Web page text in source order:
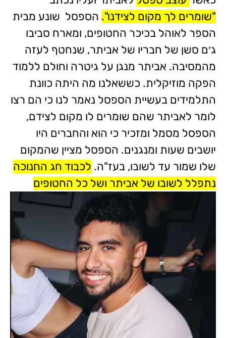
"שומרים לך מקום לצידנו". הספסל שונע מבית
הספר לאוהל בכיכר החטופים, ומארח סביבו
ג׳ם סשן של חבריו של אביתר, שנחטף לעזה
מהמסיבה. אביתר מנגן על גיטרה וחולם ללמוד
הפקה מוזיקלית. כששאלנו מה היתה כוונת
התלמידים בעשיית הספסל נאמר לנו כי הם רצו
לומר לאביתר שהם שומרים לו מקום לצידם,
הספסל מסמל ומזכיר כי הוא והחברים היו
יושבים שעות ומנגנים. הספסל מציין שהמקום
שלו שמור עד לשובו, בעז"ה. לכבוד חג החנוכה
נתפלל לשובו של אביתר ושל כל החטופים